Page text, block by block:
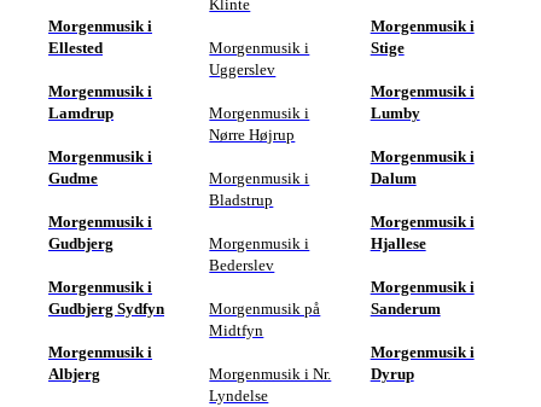
Morgenmusik i
Ellested
Morgenmusik i
Lamdrup
Morgenmusik i
Gudme
Morgenmusik i
Gudbjerg
Morgenmusik i
Gudbjerg Sydfyn
Morgenmusik i
Albjerg
Klinte
Morgenmusik i
Uggerslev
Morgenmusik i
Nørre Højrup
Morgenmusik i
Bladstrup
Morgenmusik i
Bederslev
Morgenmusik på
Midtfyn
Morgenmusik i Nr.
Lyndelse
Morgenmusik i
Stige
Morgenmusik i
Lumby
Morgenmusik i
Dalum
Morgenmusik i
Hjallese
Morgenmusik i
Sanderum
Morgenmusik i
Dyrup